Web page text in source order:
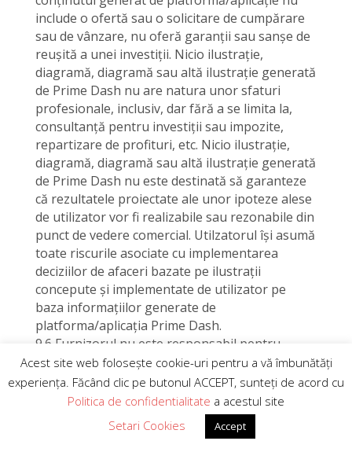
include o ofertă sau o solicitare de cumpărare
sau de vânzare, nu oferă garanții sau sanșe de
reușită a unei investiții. Nicio ilustrație,
diagramă, diagramă sau altă ilustrație generată
de Prime Dash nu are natura unor sfaturi
profesionale, inclusiv, dar fără a se limita la,
consultanță pentru investiții sau impozite,
repartizare de profituri, etc. Nicio ilustrație,
diagramă, diagramă sau altă ilustrație generată
de Prime Dash nu este destinată să garanteze
că rezultatele proiectate ale unor ipoteze alese
de utilizator vor fi realizabile sau rezonabile din
punct de vedere comercial. Utilzatorul își asumă
toate riscurile asociate cu implementarea
deciziilor de afaceri bazate pe ilustrații
concepute și implementate de utilizator pe
baza informațiilor generate de
platforma/aplicația Prime Dash.
9.6 Furnizorul nu este responsabil pentru
deciziile sau acțiunile întreprinse de terți ca
urmare a prezentării către aceștia a unor
informații, tabele, diagrame, grafice, rapoarte
generate de platforma/aplicația Prime Dash.
Acest site web folosește cookie-uri pentru a vă îmbunătăți
experiența. Făcând clic pe butonul ACCEPT, sunteți de acord cu
Politica de confidentialitate a acestul site
Setari Cookies
Accept